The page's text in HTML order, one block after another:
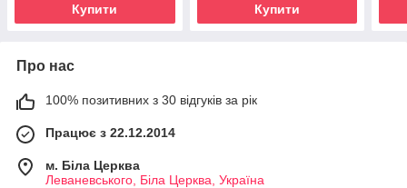
Купити Купити
Про нас
100% позитивних з 30 відгуків за рік
Працює з 22.12.2014
м. Біла Церква
Леваневського, Біла Церква, Україна